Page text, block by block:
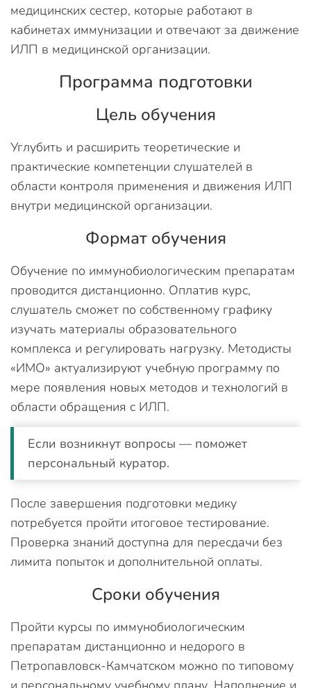
медицинских сестер, которые работают в
кабинетах иммунизации и отвечают за движение
ИЛП в медицинской организации.
Программа подготовки
Цель обучения
Углубить и расширить теоретические и
практические компетенции слушателей в
области контроля применения и движения ИЛП
внутри медицинской организации.
Формат обучения
Обучение по иммунобиологическим препаратам
проводится дистанционно. Оплатив курс,
слушатель сможет по собственному графику
изучать материалы образовательного
комплекса и регулировать нагрузку. Методисты
«ИМО» актуализируют учебную программу по
мере появления новых методов и технологий в
области обращения с ИЛП.
Если возникнут вопросы — поможет
персональный куратор.
После завершения подготовки медику
потребуется пройти итоговое тестирование.
Проверка знаний доступна для пересдачи без
лимита попыток и дополнительной оплаты.
Сроки обучения
Пройти курсы по иммунобиологическим
препаратам дистанционно и недорого в
Петропавловск-Камчатском можно по типовому